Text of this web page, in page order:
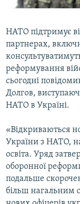
УКРАЇНСЬКА
Усі сайти RFE/RL
НАТО підтримує
партнерах,
реформування
сьогодні
Долгов,
НАТО в Україні.
«Відкриваються
України з НАТО,
освіта. Уряд
оборонної
подальше
більш нагальним